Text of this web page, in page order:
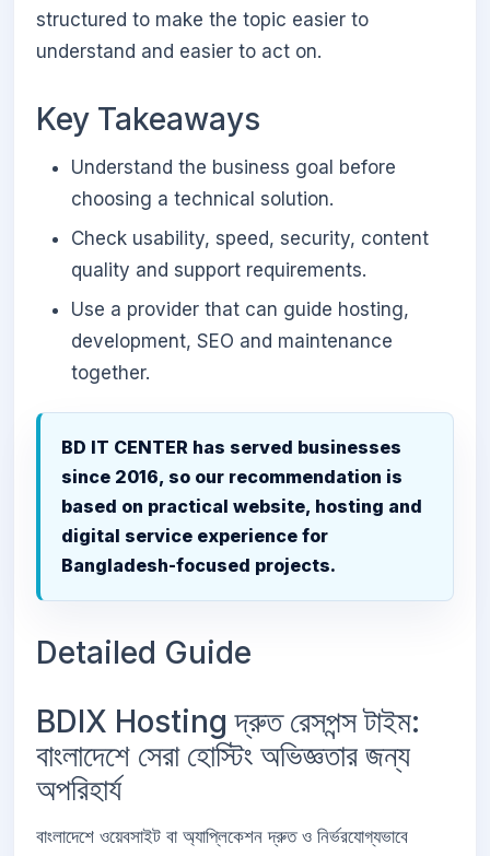
structured to make the topic easier to
understand and easier to act on.
Key Takeaways
Understand the business goal before
choosing a technical solution.
Check usability, speed, security, content
quality and support requirements.
Use a provider that can guide hosting,
development, SEO and maintenance
together.
BD IT CENTER has served businesses
since 2016, so our recommendation is
based on practical website, hosting and
digital service experience for
Bangladesh-focused projects.
Detailed Guide
BDIX Hosting দ্রুত রেসপন্স টাইম:
বাংলাদেশে সেরা হোস্টিং অভিজ্ঞতার জন্য
অপরিহার্য
বাংলাদেশে ওয়েবসাইট বা অ্যাপ্লিকেশন দ্রুত ও নির্ভরযোগ্যভাবে